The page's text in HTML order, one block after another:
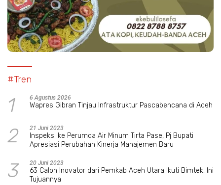
#Tren
1 6 Agustus 2026
Wapres Gibran Tinjau Infrastruktur Pascabencana di Aceh
2 21 Juni 2023
Inspeksi ke Perumda Air Minum Tirta Pase, Pj Bupati
Apresiasi Perubahan Kinerja Manajemen Baru
3 20 Juni 2023
63 Calon Inovator dari Pemkab Aceh Utara Ikuti Bimtek, Ini
Tujuannya